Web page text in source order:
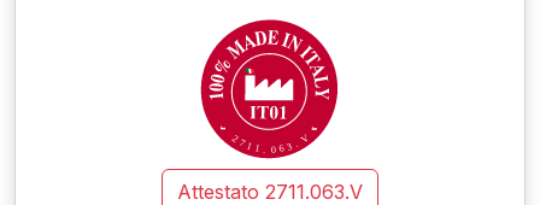
271 1 . 0 6 3 .V
Attestato 2711.063.V